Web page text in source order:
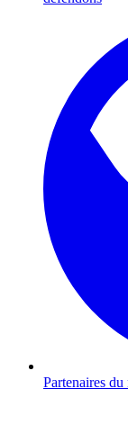
Partenaires du